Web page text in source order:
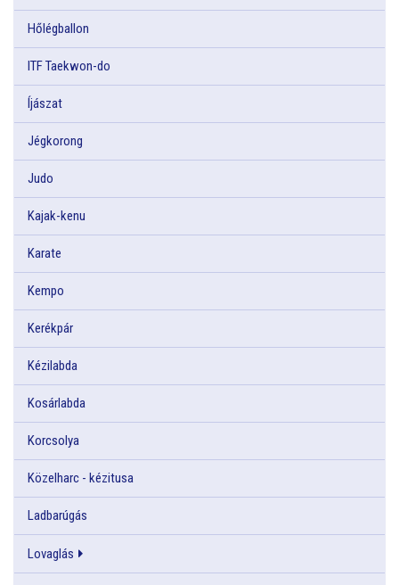
Hőlégballon
ITF Taekwon-do
Íjászat
Jégkorong
Judo
Kajak-kenu
Karate
Kempo
Kerékpár
Kézilabda
Kosárlabda
Korcsolya
Közelharc - kézitusa
Ladbarúgás
Lovaglás